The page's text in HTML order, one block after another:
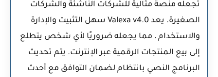
تجعله منصة مثالية للشركات الناشئة والشركات
الصغيرة. يعد Valexa v4.0 سهل التثبيت والإدارة
والاستخدام ، مما يجعله ضروريًا لأي شخص يتطلع
إلى بيع المنتجات الرقمية عبر الإنترنت. يتم تحديث
البرنامج النصي بانتظام لضمان التوافق مع أحدث